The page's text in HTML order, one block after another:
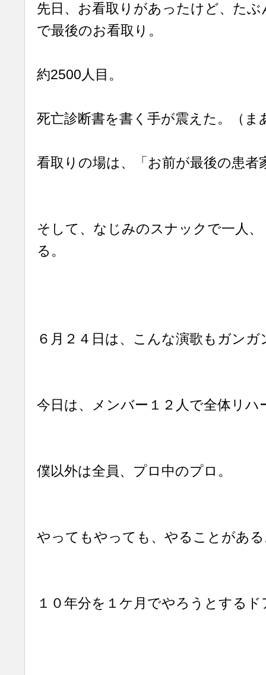
先日、お看取りがあったけど、たぶ
で最後のお看取り。
約2500人目。
死亡診断書を書く手が震えた。（ま
看取りの場は、「お前が最後の患者
そして、なじみのスナックで一人
る。
６月２４日は、こんな演歌もガンガ
今日は、メンバー１２人で全体リハ
僕以外は全員、プロ中のプロ。
やってもやっても、やることがあ
１０年分を１ケ月でやろうとするド